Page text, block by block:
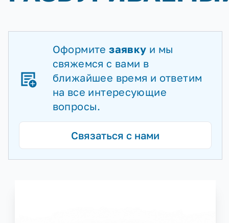
Оформитезаявку и мы
свяжемся с вами в
ближайшее время и ответим
на все интересующие
вопросы.
Связаться с нами